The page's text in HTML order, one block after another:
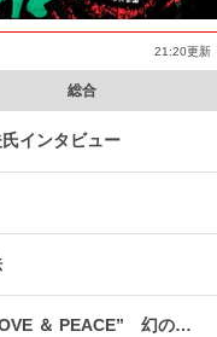
21:20更新
総合
インタビュー
福島第一原発事故20km地域の”LOVE ＆ PEACE” 幻のコミューン「獏原人村」の現在